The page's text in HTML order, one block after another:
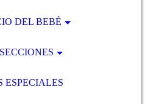
DEL BEBÉ
ESPECIALES